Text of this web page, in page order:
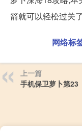
箭就可以轻松过关
网络标
上一篇
手机保卫萝卜第23